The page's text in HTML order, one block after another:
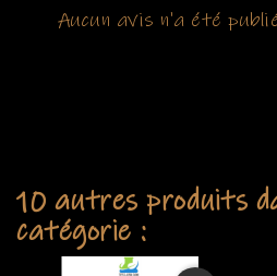
Aucun avis n'a été
10 autres produits
catégorie :